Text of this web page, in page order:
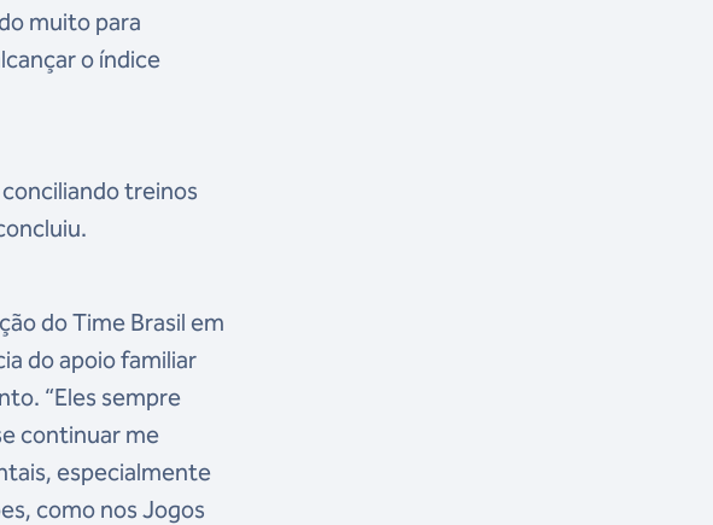
muito para
o índice
treinos
do Time Brasil em
do apoio familiar
“Eles sempre
continuar me
especialmente
como nos Jogos